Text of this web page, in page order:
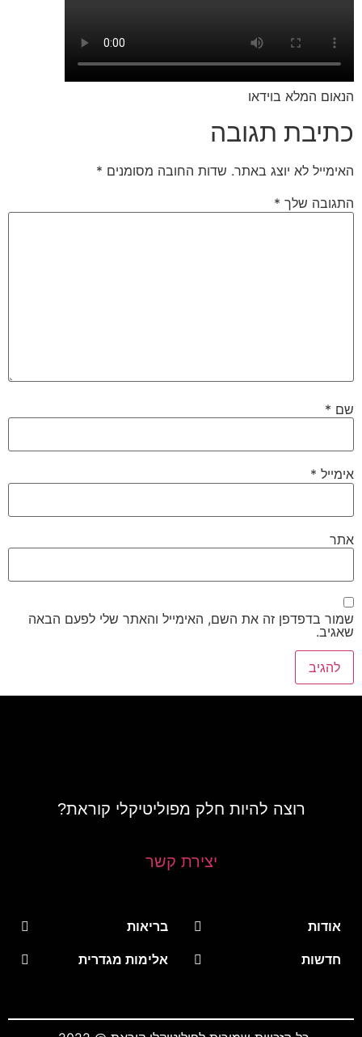
הנאום המלא בוידאו
כתיבת תגובה
האימייל לא יוצג באתר. שדות החובה מסומנים*
התגובה שלך*
שם*
אימייל*
אתר
שמור בדפדפן זה את השם, האימייל והאתר שלי לפעם הבאה
שאגיב.
רוצה להיות חלק מפוליטיקלי קוראת?
יצירת קשר
אודות
חדשות
בריאות
אלימות מגדרית